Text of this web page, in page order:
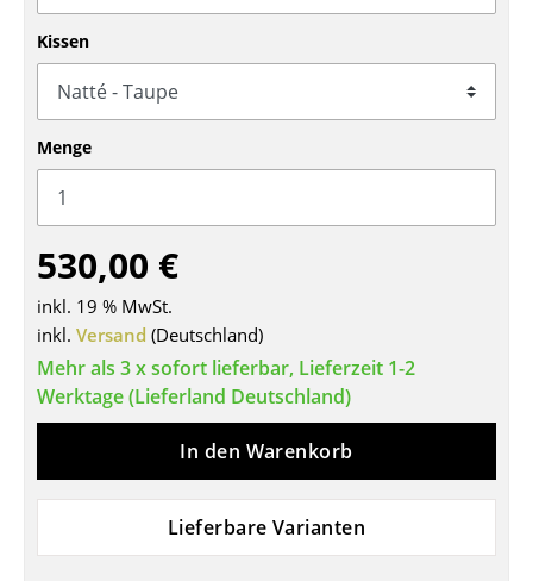
Konferenzstühle
Bürosessel
... alle Sitzmöbel
Esstische
Beistelltische
Couchtische
Schreibtische
Sekretäre & PC-Tische
Konferenztische
Kissen
Menge
530,00 €
inkl. 19 % MwSt.
inkl. Versand (Deutschland)
Mehr als 3 x sofort lieferbar, Lieferzeit 1-2
Werktage (Lieferland Deutschland)
In den Warenkorb
Lieferbare Varianten